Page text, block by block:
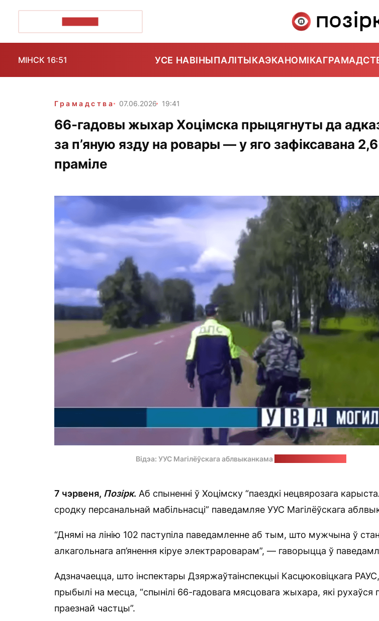
МІНСК 16:51 УСЕ НАВІНЫПАЛІТЫКАЭКАНОМІКА
Грамадства 07.06.2026 19:41
66-гадовы жыхар Хоцімска прыцягнуты да
за п’яную язду на ровары — у яго зафіксавана 2,6
праміле
Відэа: УУС Магілёўскага аблвыканкама
7 чэрвеня, Позірк. Аб спыненні ў Хоцімску “паездкі нецвярозага
сродку персанальнай мабільнасці” паведамляе УУС Магілёўскага
“Днямі на лінію 102 паступіла паведамленне аб тым, што мужчына ў
алкагольнага ап’янення кіруе электрароварам”, — гаворыцца ў
Адзначаецца, што інспектары Дзяржаўтаінспекцыі Касцюковіцкага РАУС,
прыбылі на месца, “спынілі 66-гадовага мясцовага жыхара, які рухаўся
праезнай частцы”.